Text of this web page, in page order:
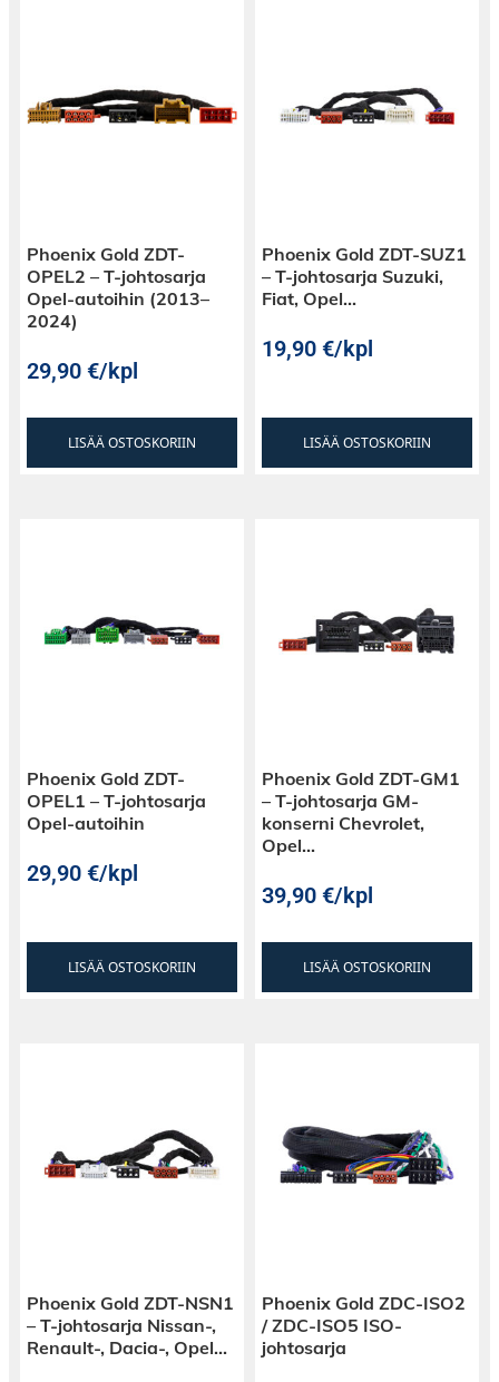
Phoenix Gold ZDT-
OPEL2 – T-johtosarja
Opel-autoihin (2013–
2024)
29,90€/kpl
LISÄÄ OSTOSKORIIN
Phoenix Gold ZDT-SUZ1
– T-johtosarja Suzuki,
Fiat, Opel…
19,90€/kpl
LISÄÄ OSTOSKORIIN
Phoenix Gold ZDT-
OPEL1 – T-johtosarja
Opel-autoihin
29,90€/kpl
LISÄÄ OSTOSKORIIN
Phoenix Gold ZDT-GM1
– T-johtosarja GM-
konserni Chevrolet,
Opel…
39,90€/kpl
LISÄÄ OSTOSKORIIN
Phoenix Gold ZDT-NSN1
– T-johtosarja Nissan-,
Renault-, Dacia-, Opel…
Phoenix Gold ZDC-ISO2
/ ZDC-ISO5 ISO-
johtosarja